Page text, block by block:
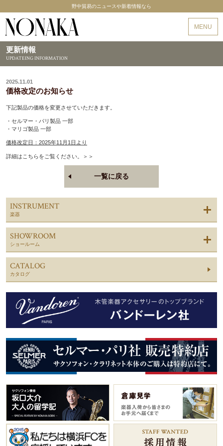
野中貿易のニュースや新着情報なら
MENU
更新情報
UPDATEING INFORMATION
2025.11.01
価格改定のお知らせ
下記製品の価格を変更させていただきます。
・セルマー・パリ製品 一部
・マリゴ製品 一部
価格改定日：2025年11月1日より
詳細はこちらをご覧ください。＞＞
一覧に戻る
INSTRUMENT
楽器
SHOWROOM
ショールーム
CATALOG
カタログ